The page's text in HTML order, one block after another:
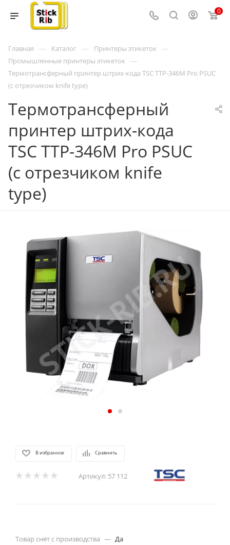
0
Главная — Каталог — Принтеры этикеток —
Промышленные принтеры этикеток —
Термотрансферный принтер штрих-кода TSC TTP-346M Pro PSUC
(с отрезчиком knife type)
Термотрансферный
принтер штрих-кода
TSC TTP-346M Pro PSUC
(с отрезчиком knife
type)
В избранное Сравнить
Артикул: 57 112
Товар снят с производства — Да